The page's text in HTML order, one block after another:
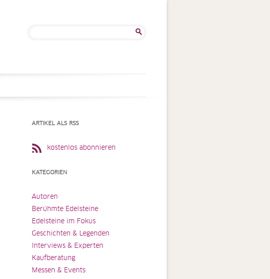
ARTIKEL ALS RSS
kostenlos abonnieren
KATEGORIEN
Autoren
Berühmte Edelsteine
Edelsteine im Fokus
Geschichten & Legenden
Interviews & Experten
Kaufberatung
Messen & Events